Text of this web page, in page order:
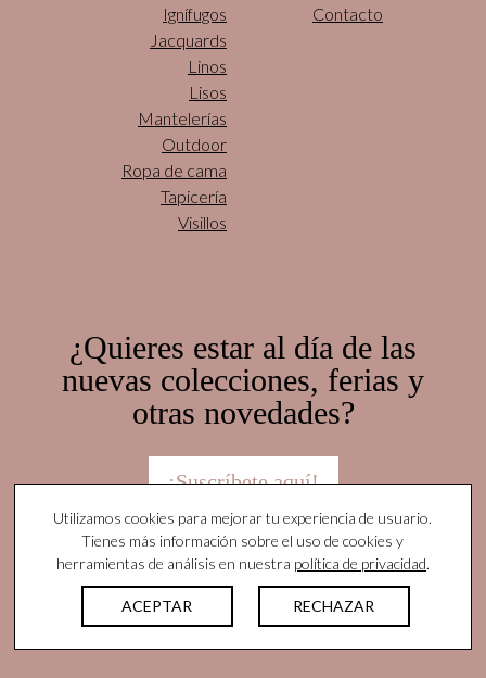
Ignífugos
Jacquards
Linos
Lisos
Mantelerías
Outdoor
Ropa de cama
Tapicería
Visillos
Contacto
¿Quieres estar al día de las
nuevas colecciones, ferias y
otras novedades?
¡Suscríbete aquí!
© Yutes Natural Fabrics. Todos los derechos
reservados |Nota legal Política de privacidad
Protocolo Acoso
Utilizamos cookies para mejorar tu experiencia de usuario.
Tienes más información sobre el uso de cookies y
herramientas de análisis en nuestra política de privacidad.
ACEPTAR RECHAZAR